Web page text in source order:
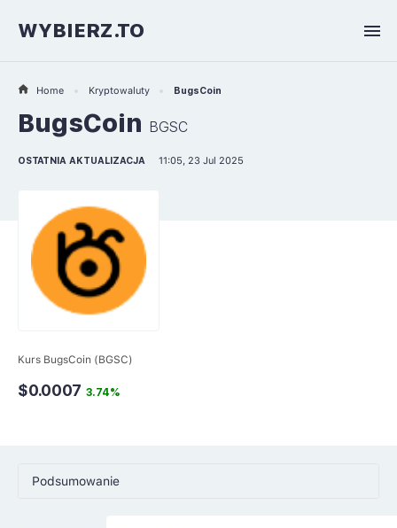
WYBIERZ.TO
Home Kryptowaluty BugsCoin
BugsCoin BGSC
OSTATNIA AKTUALIZACJA 11:05, 23 Jul 2025
Kurs BugsCoin (BGSC)
$0.0007 3.74%
Podsumowanie